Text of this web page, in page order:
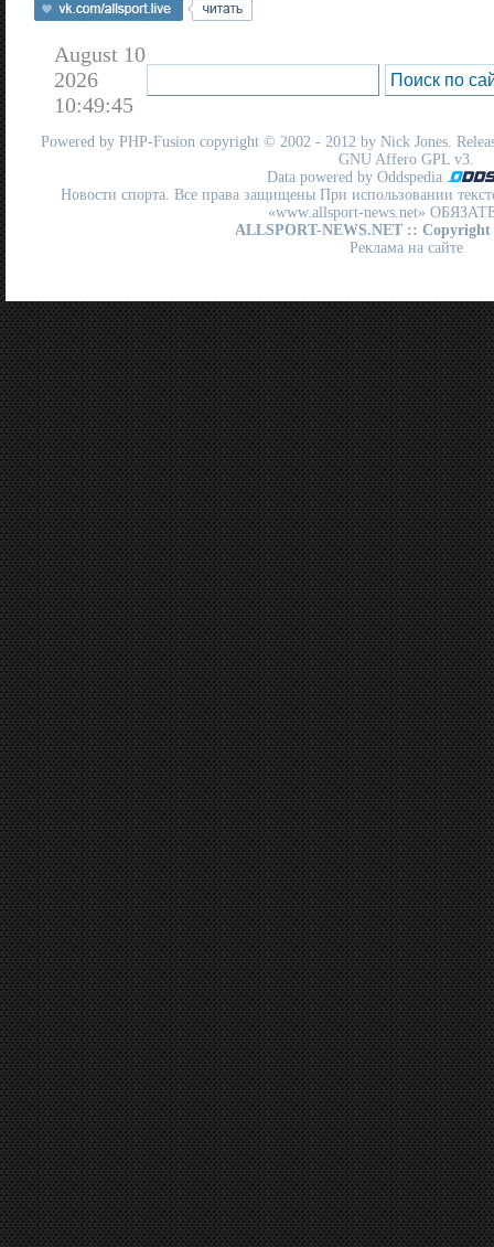
August 10
2026
10:49:45
Powered by PHP-Fusion copyright © 2002 - 2012 by Nick Jones.
GNU Affero GPL v3.
Data powered by Oddspedia
Новости спорта. Все права защищены При использовании
«www.allsport-news.net»
ALLSPORT-NEWS.NET :: Copyright
Реклама на сайте